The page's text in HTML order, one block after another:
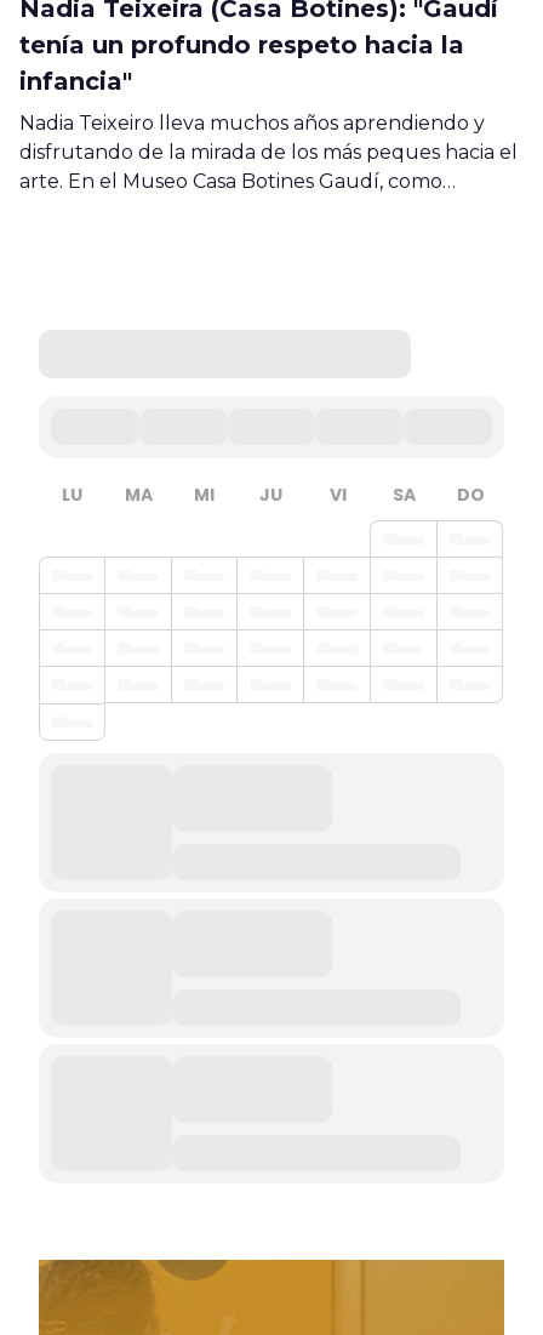
Nadia Teixeira (Casa Botines): "Gaudí
tenía un profundo respeto hacia la
infancia"
Nadia Teixeiro lleva muchos años aprendiendo y
disfrutando de la mirada de los más peques hacia el
arte. En el Museo Casa Botines Gaudí, como…
LU MA MI JU VI SA DO